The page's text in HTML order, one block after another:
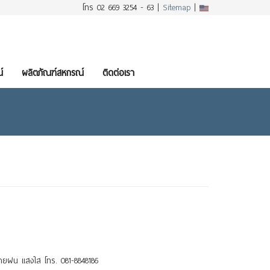
โทร 02 669 3254 - 63 | Sitemap |
ผลิตภัณฑ์สหกรณ์ ติดต่อเรา
น แสงใส โทร. 081-8848186